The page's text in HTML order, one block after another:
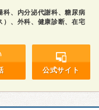
科、内分泌代謝科、糖尿病
）、外科、健康診断、在宅
公式サイト